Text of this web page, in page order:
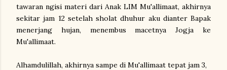
tawaran ngisi materi dari Anak LIM Mu'allimaat, akhirnya
sekitar jam 12 setelah sholat dhuhur aku dianter Bapak
menerjang hujan, menembus macetnya Jogja ke
Mu'allimaat.
Alhamdulillah, akhirnya sampe di Mu'allimaat tepat jam 3,